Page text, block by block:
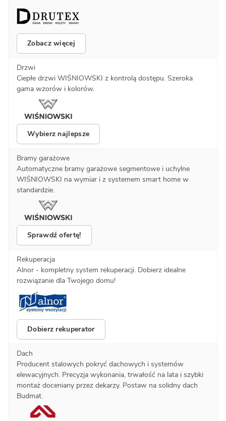
Zobacz więcej
Drzwi
Ciepłe drzwi WIŚNIOWSKI z kontrolą dostępu. Szeroka
gama wzorów i kolorów.
Wybierz najlepsze
Bramy garażowe
Automatyczne bramy garażowe segmentowe i uchylne
WIŚNIOWSKI na wymiar i z systemem smart home w
standardzie.
Sprawdź ofertę!
Rekuperacja
Alnor - kompletny system rekuperacji. Dobierz idealne
rozwiązanie dla Twojego domu!
Dobierz rekuperator
Dach
Producent stalowych pokryć dachowych i systemów
elewacyjnych. Precyzja wykonania, trwałość na lata i szybki
montaż doceniany przez dekarzy. Postaw na solidny dach
Budmat.